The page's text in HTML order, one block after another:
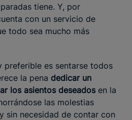
tiene. Y, por
con un servicio de
todo sea mucho más
preferible es sentarse todos
la pena dedicar un
los asientos deseados en la
las molestias
sin necesidad de contar con